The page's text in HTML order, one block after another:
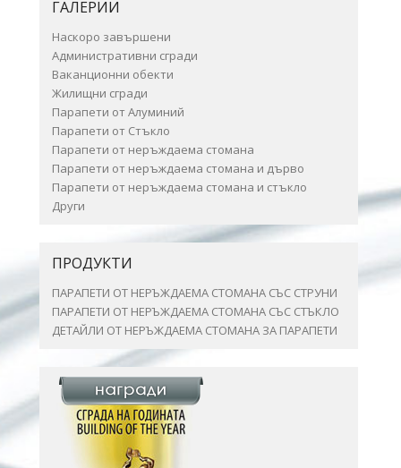
ГАЛЕРИИ
Наскоро завършени
Административни сгради
Ваканционни обекти
Жилищни сгради
Парапети от Алуминий
Парапети от Стъкло
Парапети от неръждаема стомана
Парапети от неръждаема стомана и дърво
Парапети от неръждаема стомана и стъкло
Други
ПРОДУКТИ
ПАРАПЕТИ ОТ НЕРЪЖДАЕМА СТОМАНА СЪС СТРУНИ
ПАРАПЕТИ ОТ НЕРЪЖДАЕМА СТОМАНА СЪС СТЪКЛО
ДЕТАЙЛИ ОТ НЕРЪЖДАЕМА СТОМАНА ЗА ПАРАПЕТИ